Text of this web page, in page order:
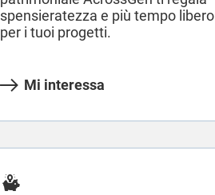
spensieratezza e più tempo libero
per i tuoi progetti.
Mi interessa